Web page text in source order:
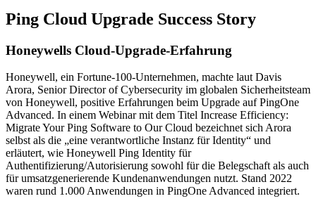
Ping Cloud Upgrade Success Story
Honeywells Cloud-Upgrade-Erfahrung
Honeywell, ein Fortune-100-Unternehmen, machte laut Davis
Arora, Senior Director of Cybersecurity im globalen Sicherheitsteam
von Honeywell, positive Erfahrungen beim Upgrade auf PingOne
Advanced. In einem Webinar mit dem Titel Increase Efficiency:
Migrate Your Ping Software to Our Cloud bezeichnet sich Arora
selbst als die „eine verantwortliche Instanz für Identity“ und
erläutert, wie Honeywell Ping Identity für
Authentifizierung/Autorisierung sowohl für die Belegschaft als auch
für umsatzgenerierende Kundenanwendungen nutzt. Stand 2022
waren rund 1.000 Anwendungen in PingOne Advanced integriert.